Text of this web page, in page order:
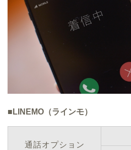
■LINEMO（ラインモ）
通話オプション